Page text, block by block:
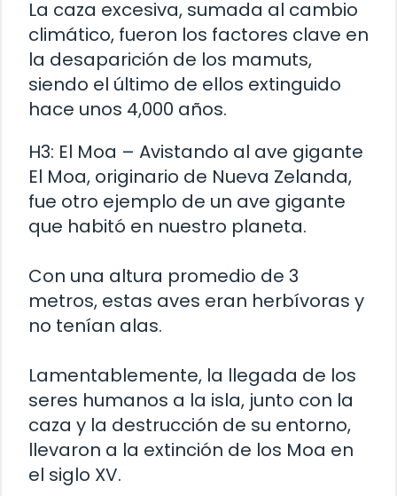
La caza excesiva, sumada al cambio
climático, fueron los factores clave en
la desaparición de los mamuts,
siendo el último de ellos extinguido
hace unos 4,000 años.
H3: El Moa – Avistando al ave gigante
El Moa, originario de Nueva Zelanda,
fue otro ejemplo de un ave gigante
que habitó en nuestro planeta.
Con una altura promedio de 3
metros, estas aves eran herbívoras y
no tenían alas.
Lamentablemente, la llegada de los
seres humanos a la isla, junto con la
caza y la destrucción de su entorno,
llevaron a la extinción de los Moa en
el siglo XV.